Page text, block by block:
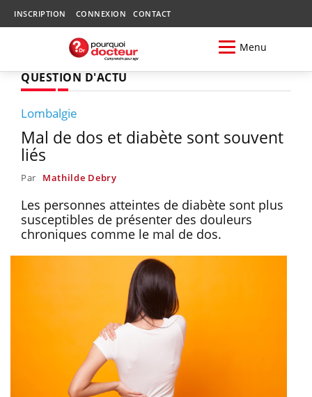
INSCRIPTION CONNEXION CONTACT
Menu
QUESTION D'ACTU
Lombalgie
Mal de dos et diabète sont souvent
liés
Par Mathilde Debry
Les personnes atteintes de diabète sont plus
susceptibles de présenter des douleurs
chroniques comme le mal de dos.